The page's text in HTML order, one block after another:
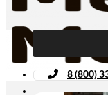
8 (800)